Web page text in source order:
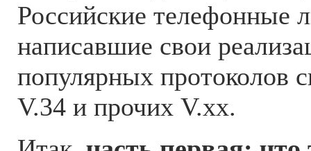
Российские телефонные
написавшие свои
популярных протоколов
V.34 и прочих V.xx.